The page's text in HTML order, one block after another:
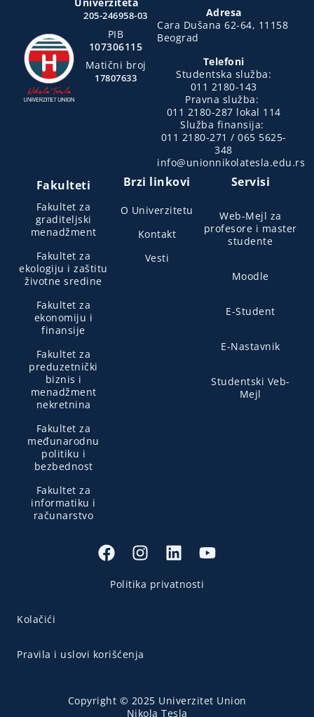
205-246958-03
PIB
107306115
Matični broj
17807633
Adresa
Cara Dušana 62-64, 11158
Beograd
Telefoni
Studentska služba:
011 2180-143
Pravna služba:
011 2180-287 lokal 114
Služba finansija:
011 2180-271 / 065 5625-
348
info@unionnikolatesla.edu.rs
Fakulteti
Fakultet za
graditeljski
menadžment
Fakultet za
ekologiju i zaštitu
životne sredine
Fakultet za
ekonomiju i
finansije
Fakultet za
preduzetnički
biznis i
menadžment
nekretnina
Fakultet za
međunarodnu
politiku i
bezbednost
Fakultet za
informatiku i
računarstvo
Brzi linkovi
O Univerzitetu
Kontakt
Vesti
Servisi
Web-Mejl za
profesore i master
studente
Moodle
E-Student
E-Nastavnik
Studentski Veb-
Mejl
Politika privatnosti
Kolačići
Pravila i uslovi korišćenja
Copyright © 2025 Univerzitet Union
Nikola Tesla